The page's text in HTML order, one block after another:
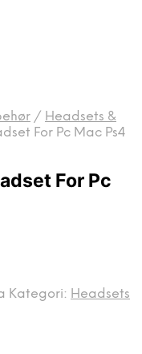
/ Headsets &
For Pc Mac Ps4
For Pc
Kategori: Headsets